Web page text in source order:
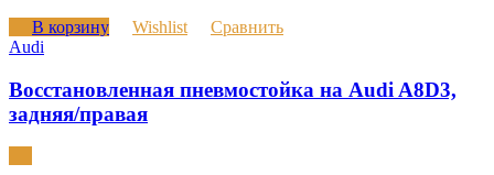
В корзину
Wishlist
Сравнить
Audi
Восстановленная пневмостойка на Audi A8D3,
задняя/правая